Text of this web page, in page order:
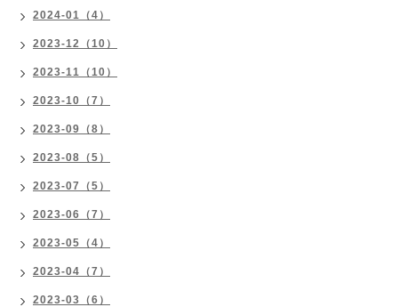
2024-01（4）
2023-12（10）
2023-11（10）
2023-10（7）
2023-09（8）
2023-08（5）
2023-07（5）
2023-06（7）
2023-05（4）
2023-04（7）
2023-03（6）